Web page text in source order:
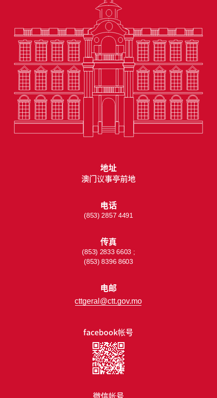
facebook帐号
地址
澳门议事亭前地
电话
(853) 2857 4491
传真
(853) 2833 6603 ;
(853) 8396 8603
电邮
cttgeral@ctt.gov.mo